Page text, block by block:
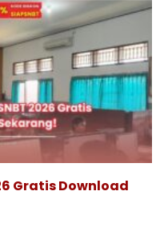
Gratis Download